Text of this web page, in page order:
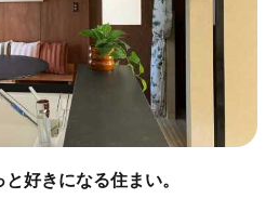
好きになる住まい。